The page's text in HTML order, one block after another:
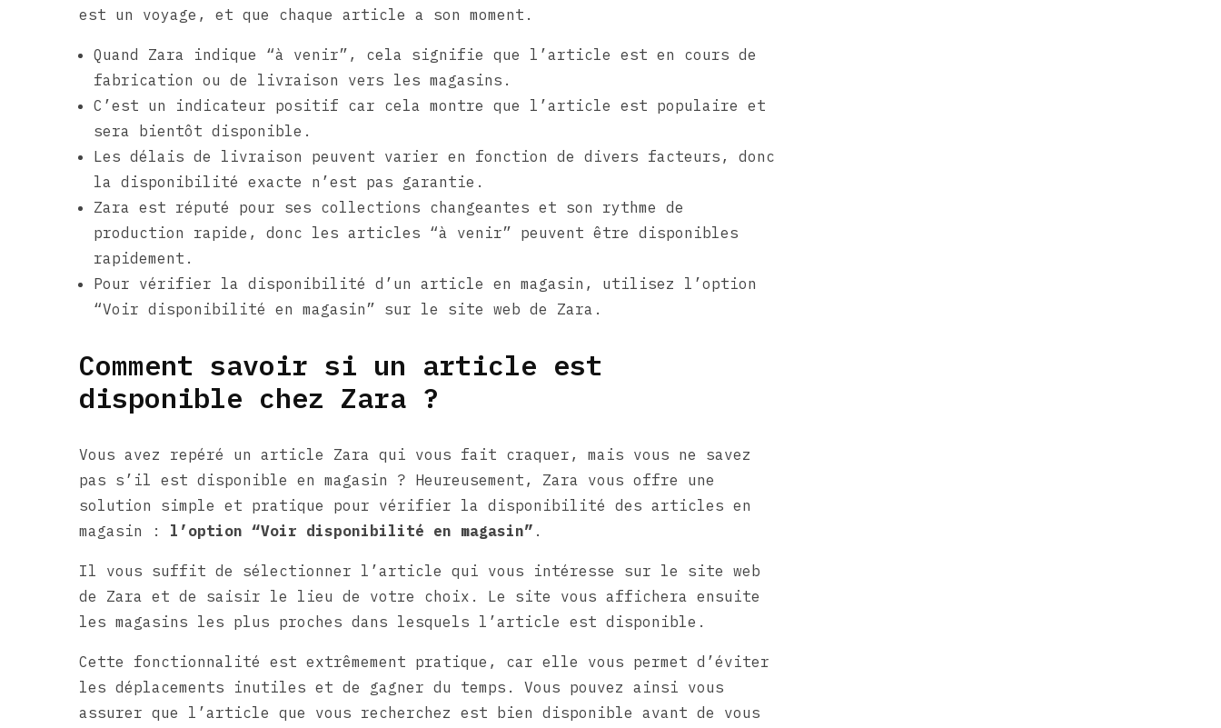
est un voyage, et que chaque article a son moment.
Quand Zara indique “à venir”, cela signifie que l’article est en cours de
fabrication ou de livraison vers les magasins.
C’est un indicateur positif car cela montre que l’article est populaire et
sera bientôt disponible.
Les délais de livraison peuvent varier en fonction de divers facteurs, donc
la disponibilité exacte n’est pas garantie.
Zara est réputé pour ses collections changeantes et son rythme de
production rapide, donc les articles “à venir” peuvent être disponibles
rapidement.
Pour vérifier la disponibilité d’un article en magasin, utilisez l’option
“Voir disponibilité en magasin” sur le site web de Zara.
Comment savoir si un article est
disponible chez Zara ?
Vous avez repéré un article Zara qui vous fait craquer, mais vous ne savez
pas s’il est disponible en magasin ? Heureusement, Zara vous offre une
solution simple et pratique pour vérifier la disponibilité des articles en
magasin : l’option “Voir disponibilité en magasin” .
Il vous suffit de sélectionner l’article qui vous intéresse sur le site web
de Zara et de saisir le lieu de votre choix. Le site vous affichera ensuite
les magasins les plus proches dans lesquels l’article est disponible.
Cette fonctionnalité est extrêmement pratique, car elle vous permet d’éviter
les déplacements inutiles et de gagner du temps. Vous pouvez ainsi vous
assurer que l’article que vous recherchez est bien disponible avant de vous